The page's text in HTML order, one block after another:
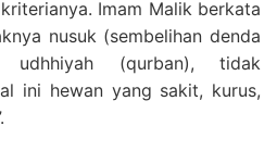
Imam Malik berkata
nusuk (sembelihan denda
(qurban), tidak
ini hewan yang sakit, kurus,